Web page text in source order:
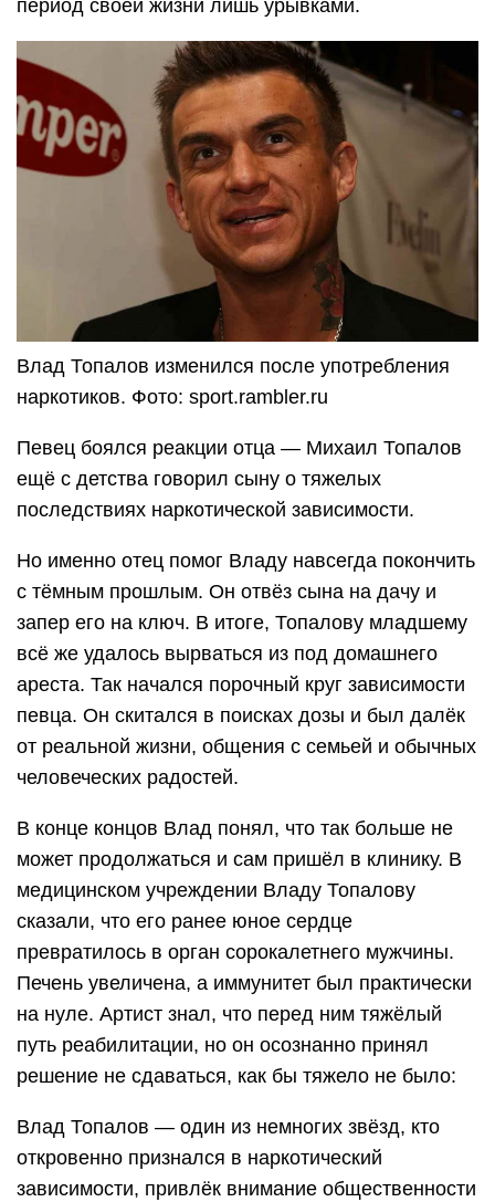
период своей жизни лишь урывками.
Влад Топалов изменился после употребления
наркотиков. Фото: sport.rambler.ru
Певец боялся реакции отца — Михаил Топалов
ещё с детства говорил сыну о тяжелых
последствиях наркотической зависимости.
Но именно отец помог Владу навсегда покончить
с тёмным прошлым. Он отвёз сына на дачу и
запер его на ключ. В итоге, Топалову младшему
всё же удалось вырваться из под домашнего
ареста. Так начался порочный круг зависимости
певца. Он скитался в поисках дозы и был далёк
от реальной жизни, общения с семьей и обычных
человеческих радостей.
В конце концов Влад понял, что так больше не
может продолжаться и сам пришёл в клинику. В
медицинском учреждении Владу Топалову
сказали, что его ранее юное сердце
превратилось в орган сорокалетнего мужчины.
Печень увеличена, а иммунитет был практически
на нуле. Артист знал, что перед ним тяжёлый
путь реабилитации, но он осознанно принял
решение не сдаваться, как бы тяжело не было:
Влад Топалов — один из немногих звёзд, кто
откровенно признался в наркотический
зависимости, привлёк внимание общественности